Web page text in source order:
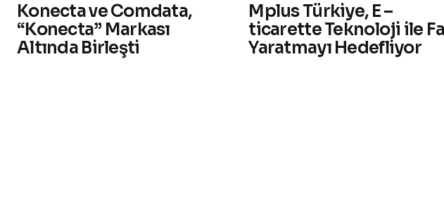
Konecta ve Comdata,
“Konecta” Markası
Altında Birleşti
Mplus Türkiye, E –
ticarette Teknoloji ile
Yaratmayı Hedefliyor